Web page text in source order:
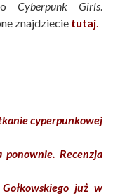
Cyberpunk Girls
znajdziecie tutaj
cyperpunkowej
Recenzja
już w